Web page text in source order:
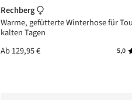
Rechberg
Warme, gefütterte Winterhose für
kalten Tagen
Ab129,95 € 5,0